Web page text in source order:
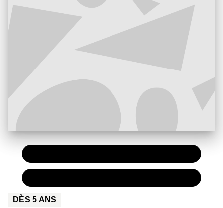
DÈS5 ANS